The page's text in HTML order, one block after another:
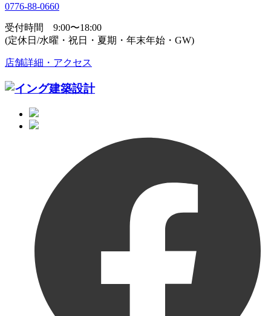
0776-88-0660
受付時間 9:00〜18:00
(定休日/水曜・祝日・夏期・年末年始・GW)
店舗詳細・アクセス